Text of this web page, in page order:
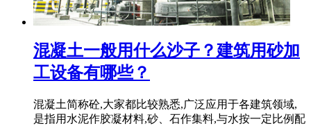
混凝土一般用什么沙子？建筑用砂加
工设备有哪些？
混凝土简称砼,大家都比较熟悉,广泛应用于各建筑领域,
是指用水泥作胶凝材料,砂、石作集料,与水按一定比例配